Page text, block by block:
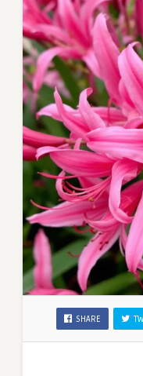
SHARE